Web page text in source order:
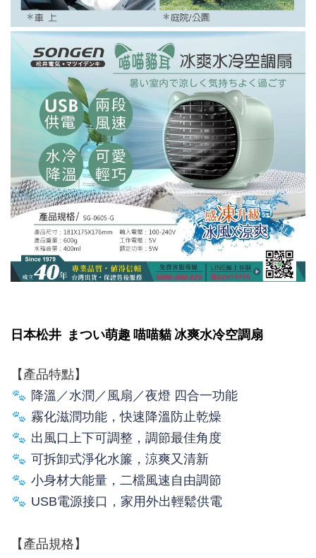
日本松井 まつい萌趣 喵喵貓 冰爽水冷空調扇
【產品特點】
降溫／水潤／風扇／夜燈 四合一功能
霧化滋潤功能，快速降溫防止乾燥
出風口上下可調整，調節最佳角度
可拆卸式淨化水簾，涼爽又清新
小身材大能量，二檔風速自由調節
USB電源接口，家用外出輕鬆供電
【產品規格】